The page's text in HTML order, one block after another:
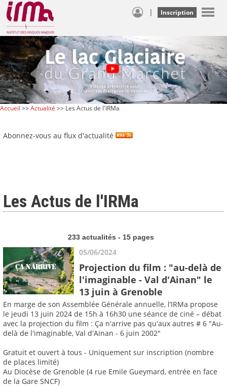
| Inscription
Accueil >>Actualité >> Les Actus de l'IRMa
Abonnez-vous au flux d'actualité
Les Actus de l'IRMa
233 actualités - 15 pages
05/06/2024
Projection du film : "au-delà de
l'imaginable - Val d'Ainan" le
13 juin à Grenoble
En marge de son Assemblée Générale annuelle, l’IRMa propose
le jeudi 13 juin 2024 de 15h à 16h30 une séance de ciné – débat
avec la projection du film : Ça n'arrive pas qu'aux autres # 6 "Au-
delà de l'imaginable, Val d'Ainan - 6 juin 2002"
Gratuit et ouvert à tous - Uniquement sur inscription (nombre
de places limité)
Au Diocèse de Grenoble (4 rue Emile Gueymard, entrée en face
de la Gare SNCF)